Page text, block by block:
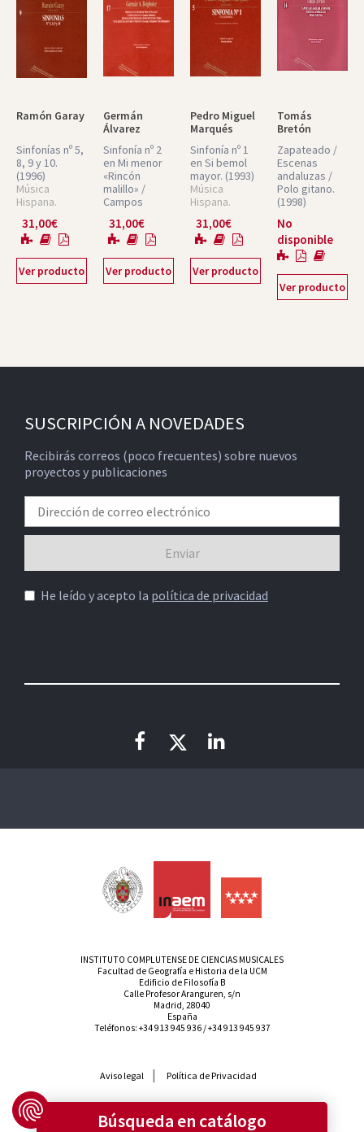
Ramón Garay
Sinfonías nº 5,
8, 9 y 10.
(1996)
Música
Hispana.
Núm. 9
31,00€
Ver producto
Germán
Álvarez
Sinfonía nº 2
en Mi menor
«Rincón
malillo» /
Campos
Sinfonía en
Sol menor
instrumentos
de cuerda /
Partituras
31,00€
Ver producto
Pedro Miguel
Marqués
Sinfonía nº 1
en Si bemol
mayor. (1993)
Música
Hispana.
Núm. 5
31,00€
Ver producto
Tomás
Bretón
Zapateado /
Escenas
andaluzas /
Polo gitano.
(1998)
Hispana.
Partituras
Núm. 14
No
disponible
Ver producto
SUSCRIPCIÓN A NOVEDADES
Recibirás correos (poco frecuentes) sobre nuevos
proyectos y publicaciones
He leído y acepto la política de privacidad
INSTITUTO COMPLUTENSE DE CIENCIAS MUSICALES
Facultad de Geografía e Historia de la UCM
Edificio de Filosofía B
Calle Profesor Aranguren, s/n
Madrid, 28040
España
Teléfonos: +34 913 945 936/+34 913 945 937
Aviso legal Política de Privacidad